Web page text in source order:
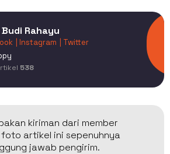
Rahayu
| Instagram
| Twitter
538
kiriman dari member
foto artikel ini sepenuhnya
jawab pengirim.